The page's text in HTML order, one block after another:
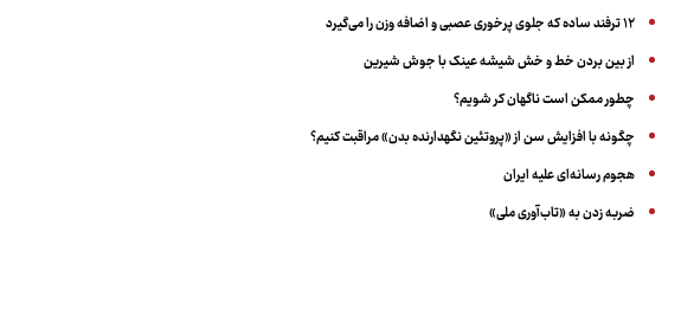
۱۲ ترفند ساده که جلوی پرخوری عصبی و اضافه ‌وزن را می‌گیرد
از بین بردن خط و خش شیشه عینک با جوش شیرین
چطور ممکن است ناگهان کر شویم؟
چگونه با افزایش سن از «پروتئین نگهدارنده بدن» مراقبت کنیم؟
هجوم رسانه‌ای علیه ایران
ضربه زدن به «تاب‌آوری ملی»